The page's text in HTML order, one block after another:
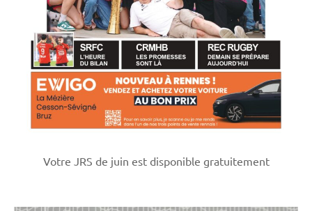
Votre JRS de juin est disponible gratuitement